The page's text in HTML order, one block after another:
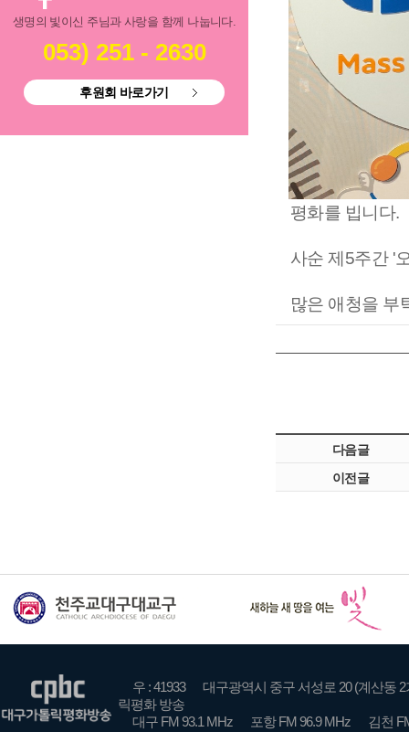
생명의 빛이신 주님과 사랑을 함께 나눕니다.
053) 251 - 2630
후원회 바로가기
평화를 빕니다.
사순 제5주간 '
많은 애청을 부
다음글
이전글
우 : 41933
대구광역시 중구 서성로 20 (계산동 2
릭평화 방송
대구 FM 93.1 MHz
포항 FM 96.9 MHz
김천